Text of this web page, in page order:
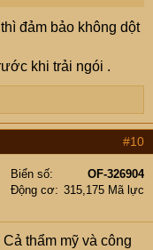
đảm bảo không dột
khi trải ngói .
#10
Biển số
OF-326904
Động cơ
315,175 Mã lực
thẩm mỹ và công